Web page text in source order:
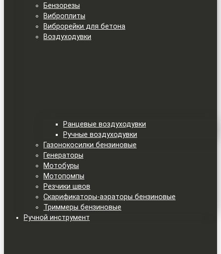
Бензорезы
Виброплиты
Виброрейки для бетона
Воздуходувки
Ранцевые воздуходувки
Ручные воздуходувки
Газонокосилки бензиновые
Генераторы
Мотобуры
Мотопомпы
Резчики швов
Скарификаторы-аэраторы бензиновые
Триммеры бензиновые
Ручной инструмент